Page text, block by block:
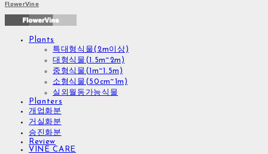
FlowerVine
Plants
특대형식물(2m이상)
대형식물(1.5m~2m)
중형식물(1m~1.5m)
소형식물(50cm~1m)
실외월동가능식물
Planters
개업화분
거실화분
승진화분
Review
VINE CARE